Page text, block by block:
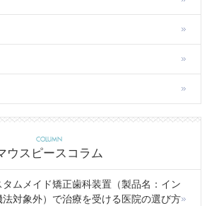
COLUMN
ウスピースコラム
タムメイド矯正歯科装置（製品名：イン
対象外）で治療を受ける医院の選び方